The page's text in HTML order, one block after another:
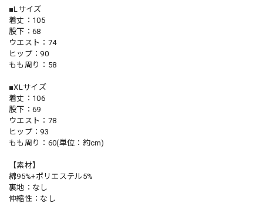
■Lサイズ
着丈：105
股下：68
ウエスト：74
ヒップ：90
もも周り：58
■XLサイズ
着丈：106
股下：69
ウエスト：78
ヒップ：93
もも周り：60(単位：約cm)
【素材】
綿95%+ポリエステル5%
裏地：なし
伸縮性：なし